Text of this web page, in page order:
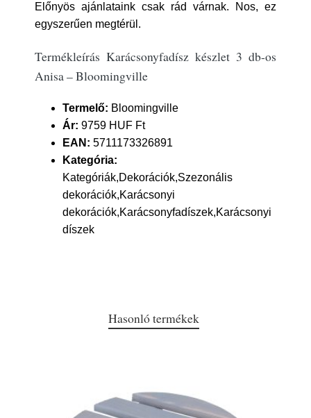
Előnyös ajánlataink csak rád várnak. Nos, ez
egyszerűen megtérül.
Termékleírás Karácsonyfadísz készlet 3 db-os
Anisa – Bloomingville
Termelő: Bloomingville
Ár: 9759 HUF Ft
EAN: 5711173326891
Kategória:
Kategóriák,Dekorációk,Szezonális
dekorációk,Karácsonyi
dekorációk,Karácsonyfadíszek,Karácsonyi
díszek
Hasonló termékek